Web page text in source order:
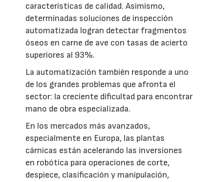
características de calidad. Asimismo,
determinadas soluciones de inspección
automatizada logran detectar fragmentos
óseos en carne de ave con tasas de acierto
superiores al 93%.
La automatización también responde a uno
de los grandes problemas que afronta el
sector: la creciente dificultad para encontrar
mano de obra especializada.
En los mercados más avanzados,
especialmente en Europa, las plantas
cárnicas están acelerando las inversiones
en robótica para operaciones de corte,
despiece, clasificación y manipulación,